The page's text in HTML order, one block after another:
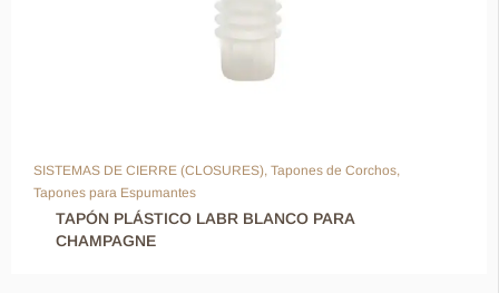
SISTEMAS DE CIERRE (CLOSURES), Tapones de Corchos,
Tapones para Espumantes
TAPÓN PLÁSTICO LABR BLANCO PARA
CHAMPAGNE